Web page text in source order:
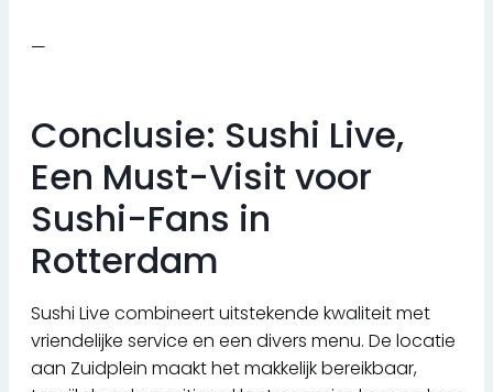
—
Conclusie: Sushi Live,
Een Must-Visit voor
Sushi-Fans in
Rotterdam
Sushi Live combineert uitstekende kwaliteit met
vriendelijke service en een divers menu. De locatie
aan Zuidplein maakt het makkelijk bereikbaar,